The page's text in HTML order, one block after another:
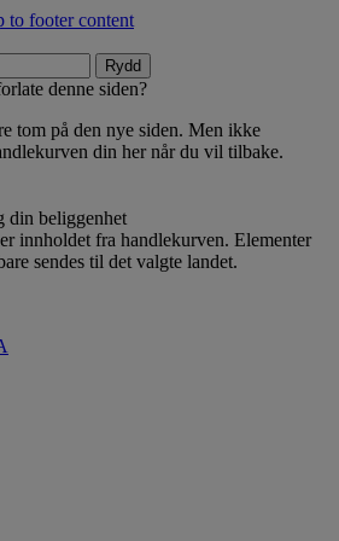
to footer content
Rydd
denne siden?
tom på den nye siden. Men ikke
din her når du vil tilbake.
din beliggenhet
innholdet fra handlekurven. Elementer
sendes til det valgte landet.